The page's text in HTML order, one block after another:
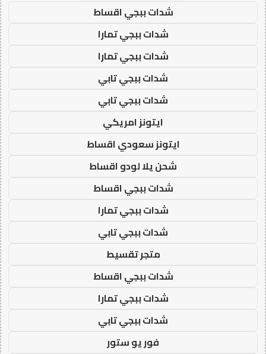
شدات ببجي اقساط
شدات ببجي تمارا
شدات ببجي تمارا
شدات ببجي تابي
شدات ببجي تابي
ايتونز امريكي
ايتونز سعودي اقساط
شحن يلا لودو اقساط
شدات ببجي اقساط
شدات ببجي تمارا
شدات ببجي تابي
متجر تقسيط
شدات ببجي اقساط
شدات ببجي تمارا
شدات ببجي تابي
فور يو ستور